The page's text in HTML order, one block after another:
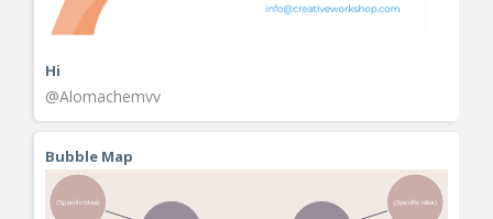
Hi
@Alomachemvv
Bubble Map